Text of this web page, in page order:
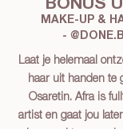
MAKE-UP &
-
Laat je helemaal
haar uit handen te
Osaretin. Afra is
artist en gaat jou